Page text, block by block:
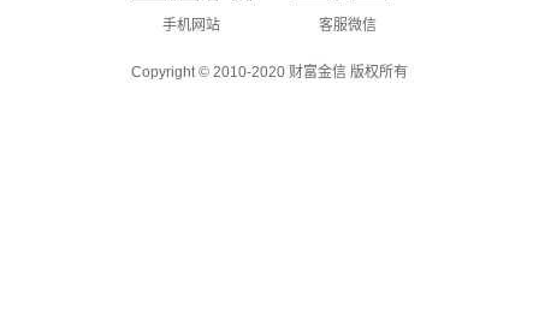
手机网站 客服微信
Copyright © 2010-2020 财富金信 版权所有